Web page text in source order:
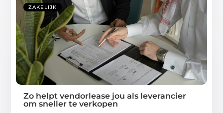
ZAKELIJK
Zo helpt vendorlease jou als leverancier
om sneller te verkopen